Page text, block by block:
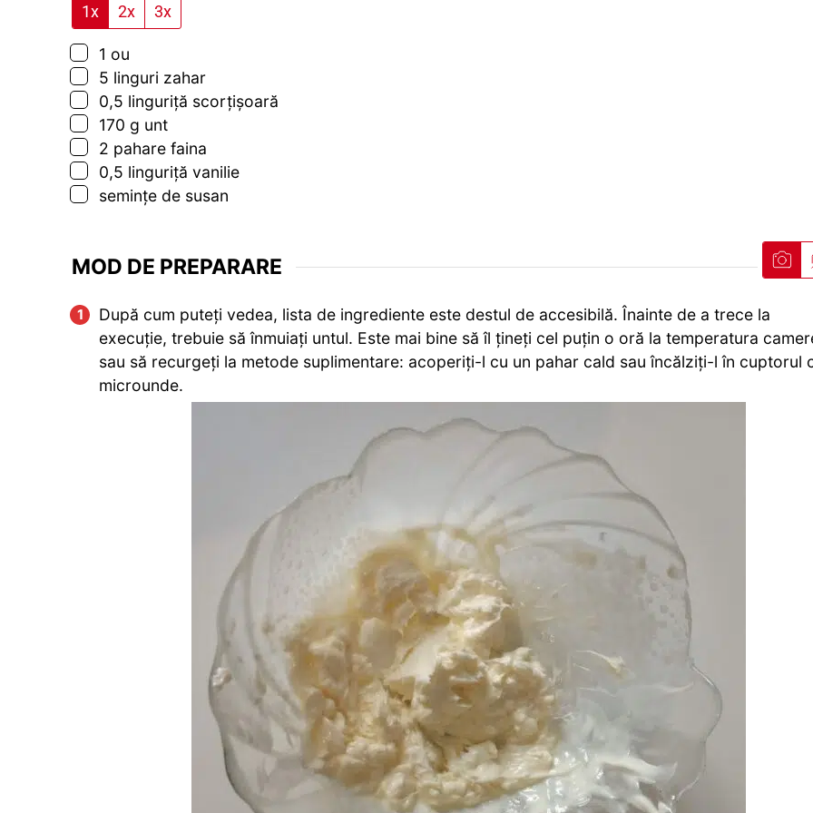
1x 2x 3x
▢
1 ou
▢
5 linguri zahar
▢
0,5 linguriță scorțișoară
▢
170 g unt
▢
2 pahare faina
▢
0,5 linguriță vanilie
▢
semințe de susan
MOD DE PREPARARE
După cum puteți vedea, lista de ingrediente este destul de accesibilă. Înainte de a trece la
execuție, trebuie să înmuiați untul. Este mai bine să îl țineți cel puțin o oră la temperatura
sau să recurgeți la metode suplimentare: acoperiți-l cu un pahar cald sau încălziți-l în cuptorul
microunde.